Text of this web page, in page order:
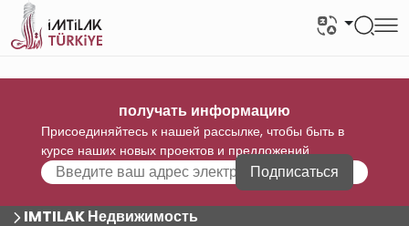
получать информацию
Присоединяйтесь к нашей рассылке, чтобы быть в
курсе наших новых проектов и предложений
Подписаться
IMTILAK Недвижимость